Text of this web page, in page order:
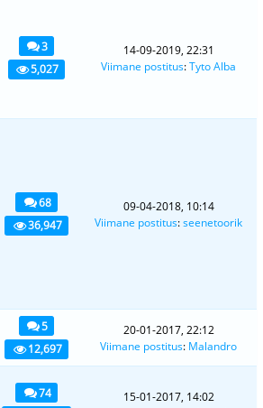
3
5,027
14-09-2019, 22:31
Viimane postitus:Tyto Alba
68
36,947
09-04-2018, 10:14
Viimane postitus:seenetoorik
5
12,697
20-01-2017, 22:12
Viimane postitus: Malandro
74
15-01-2017, 14:02